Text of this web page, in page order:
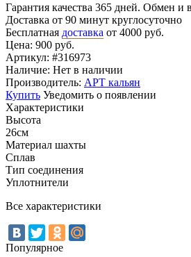
Гарантия качества 365 дней. Обмен и
Доставка от 90 минут круглосуточно
Бесплатная доставка от 4000 руб.
Цена: 900 руб.
Артикул: #316973
Наличие: Нет в наличии
Производитель: АРТ кальян
Купить Уведомить о появлении
Характеристики
Высота
26см
Материал шахты
Сплав
Тип соединения
Уплотнители
Все характеристики
Популярное